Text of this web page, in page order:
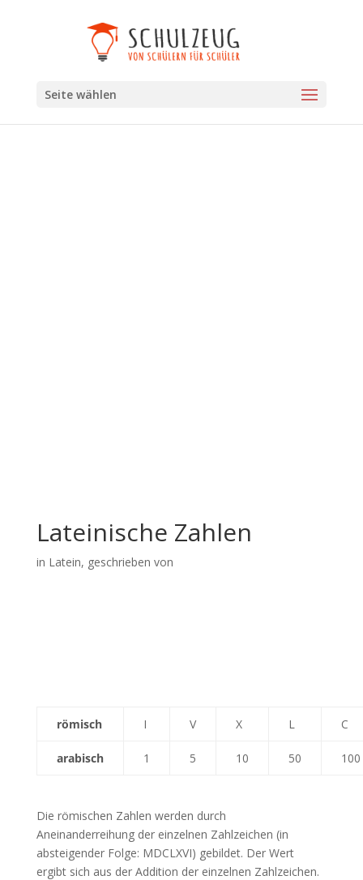
Seite wählen
Lateinische Zahlen
in Latein, geschrieben von
römisch I V X L C
arabisch 1 5 10 50 100
Die römischen Zahlen werden durch
Aneinanderreihung der einzelnen Zahlzeichen (in
absteigender Folge: MDCLXVI) gebildet. Der Wert
ergibt sich aus der Addition der einzelnen Zahlzeichen.